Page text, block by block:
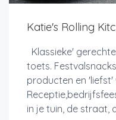
Katie's Rolling
Klassieke'
toets.
producten en
in je tuin, de straat,